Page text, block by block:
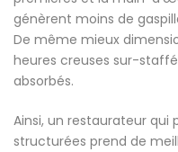
génèrent moins de
De même mieux
heures creuses sur-
absorbés.
Ainsi, un restaurateur qui
structurées prend de